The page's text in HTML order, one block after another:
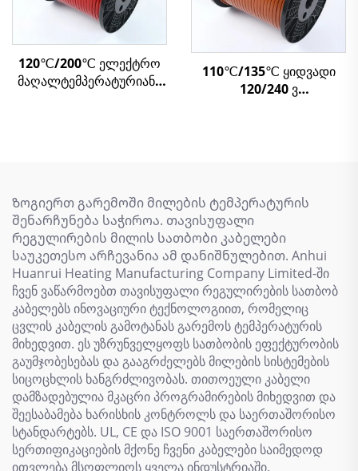
120℃/200℃ ელექტრო
მაღალტემპერატურიანი
110℃/135℃ ყიდვადი
120/240 ვ
Ზოგიერთ გარემოში მილების ტემპერატურის
შენარჩუნება საჭიროა. თავისუფალი
რეგულირების მილის სათბობი კაბელები
საუკეთესო არჩევანია ამ დანიშნულებით. Anhui
Huanrui Heating Manufacturing Company Limited-ში
ჩვენ ვაწარმოებთ თავისუფალი რეგულირების სათბობ
კაბელებს ინოვაციური ტექნოლოგიით, რომელიც
ცვლის კაბელის გამოტანას გარემოს ტემპერატურის
მიხედვით. ეს უზრუნველყოფს სათბობის ეფექტურობის
გაუმჯობესებას და გააგრძელებს მილების სისტემების
სიცოცხლის ხანგრძლივობას. თითოეული კაბელი
დამზადებულია მკაცრი პროგრამირების მიხედვით და
შეესაბამება ხარისხის კონტროლს და საერთაშორისო
სტანდარტებს. UL, CE და ISO 9001 საერთაშორისო
სერთიფიკაციების მქონე ჩვენი კაბელები საიმედოდ
ითვლება მსოფლიოს ყველა ინდუსტრიაში.